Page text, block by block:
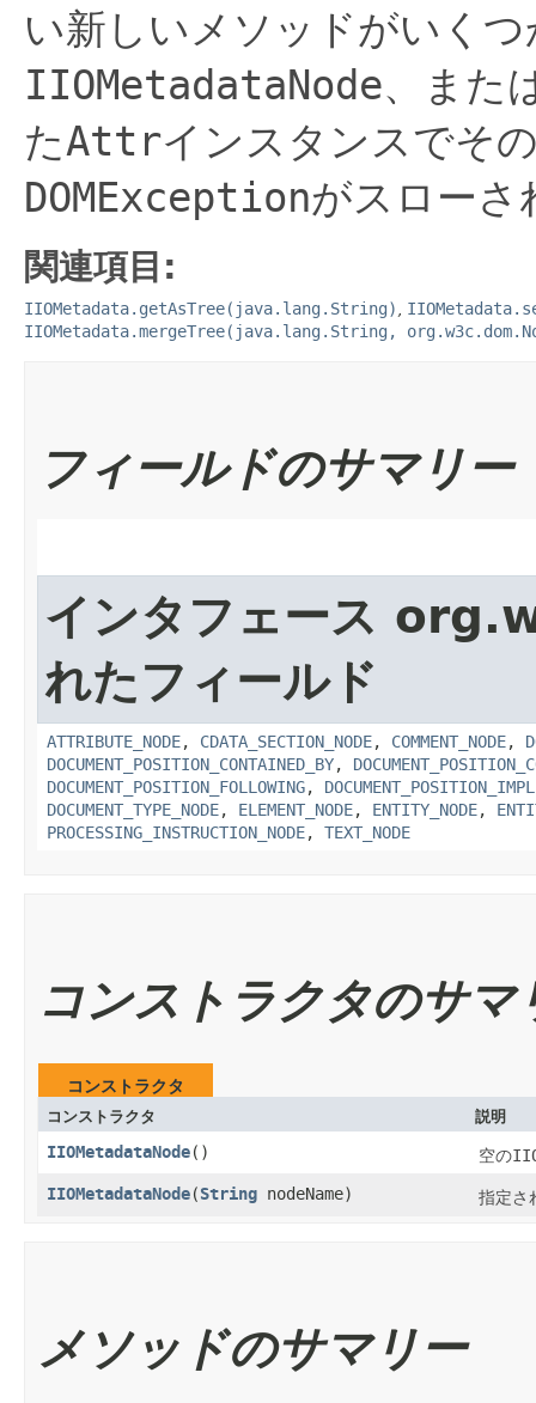
い新しいメソッドがいく
IIOMetadataNode、また
たAttrインスタンスでそ
DOMExceptionがスローさ
関連項目:
IIOMetadata.getAsTree(java.lang.String)
IIOMetadata.mergeTree(java.lang.String,
フィールドのサマリー
インタフェース
れたフィールド
ATTRIBUTE_NODE, CDATA_SECTION_NODE, COMMENT_NODE,
DOCUMENT_POSITION_CONTAINED_BY,
DOCUMENT_POSITION_FOLLOWING,
DOCUMENT_TYPE_NODE, ELEMENT_NODE, ENTITY_NODE,
PROCESSING_INSTRUCTION_NODE, TEXT_NODE
コンストラクタのサマ
コンストラクタ
コンストラクタ 説明
IIOMetadataNode() 空の
IIOMetadataNode​(String nodeName) 指定さ
メソッドのサマリー